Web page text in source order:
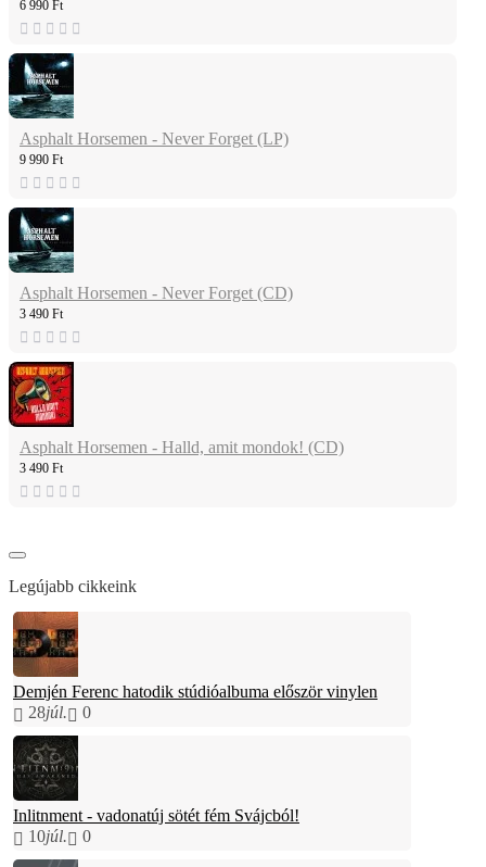
6 990 Ft
Asphalt Horsemen - Never Forget (LP)
9 990 Ft
Asphalt Horsemen - Never Forget (CD)
3 490 Ft
Asphalt Horsemen - Halld, amit mondok! (CD)
3 490 Ft
Legújabb cikkeink
Demjén Ferenc hatodik stúdióalbuma először vinylen
28júl. 0
Inlitnment - vadonatúj sötét fém Svájcból!
10júl. 0